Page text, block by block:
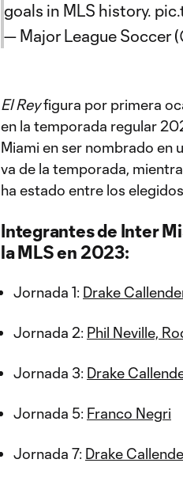
goals in MLS history.
— Major League Soccer
El Reyfigura por primera
en la temporada regular
Miami en ser nombrado en
va de la temporada,
ha estado entre los
Integrantes de Inter
la MLS en 2023:
Jornada 1: Drake
Jornada 2: Phil Neville,
Jornada 3: Drake
Jornada 5: Franco Negri
Jornada 7: Drake